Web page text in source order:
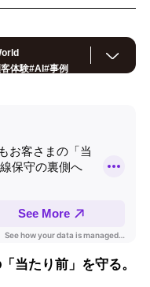
体験#AI#事例
ベーション
当たり前」を守る。